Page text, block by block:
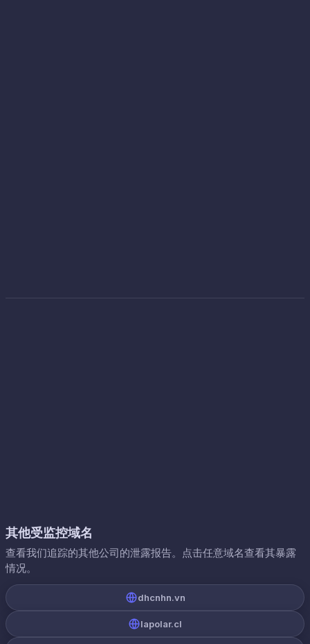
其他受监控域名
查看我们追踪的其他公司的泄露报告。点击任意域名查看其暴露
情况。
dhcnhn.vn
lapolar.cl